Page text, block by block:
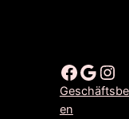
Facebook Google Instagram
en